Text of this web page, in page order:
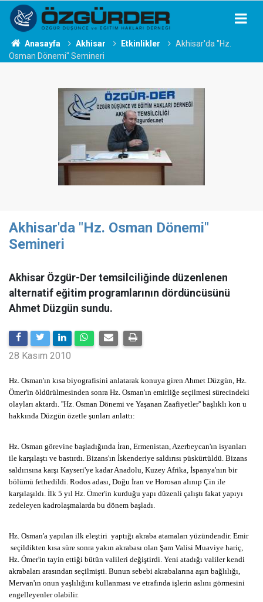
Anasayfa Akhisar Etkinlikler
Akhisar'da "Hz.
Osman Dönemi" Semineri
Akhisar'da "Hz. Osman Dönemi"
Semineri
Akhisar Özgür-Der temsilciliğinde düzenlenen
alternatif eğitim programlarının dördüncüsünü
Ahmet Düzgün sundu.
28 Kasım 2010
Hz. Osman'ın kısa biyografisini anlatarak konuya giren Ahmet Düzgün, Hz.
Ömer'in öldürülmesinden sonra Hz. Osman'ın emirliğe seçilmesi sürecindeki
olayları aktardı. ''Hz. Osman Dönemi ve Yaşanan Zaafiyetler'' başlıklı kon u
hakkında Düzgün özetle şunları anlattı:
Hz. Osman görevine başladığında İran, Ermenistan, Azerbeycan'ın isyanları
ile karşılaştı ve bastırdı. Bizans'ın İskenderiye saldırısı püskürtüldü. Bizans
saldırısına karşı Kayseri'ye kadar Anadolu, Kuzey Afrika, İspanya'nın bir
bölümü fethedildi. Rodos adası, Doğu İran ve Horosan alınıp Çin ile
karşılaşıldı. İlk 5 yıl Hz. Ömer'in kurduğu yapı düzenli çalıştı fakat yapıyı
zedeleyen kadrolaşmalarda bu dönem başladı.
Hz. Osman'a yapılan ilk eleştiri yaptığı akraba atamaları yüzündendir. Emir
seçildikten kısa süre sonra yakın akrabası olan Şam Valisi Muaviye hariç,
Hz. Ömer'in tayin ettiği bütün valileri değiştirdi. Yeni atadığı valiler kendi
akrabaları arasından seçilmişti. Bunun sebebi akrabalarına aşırı bağlılığı,
Mervan'ın onun yaşlılığını kullanması ve etrafında işlerin aslını görmesini
engelleyenler olabilir.